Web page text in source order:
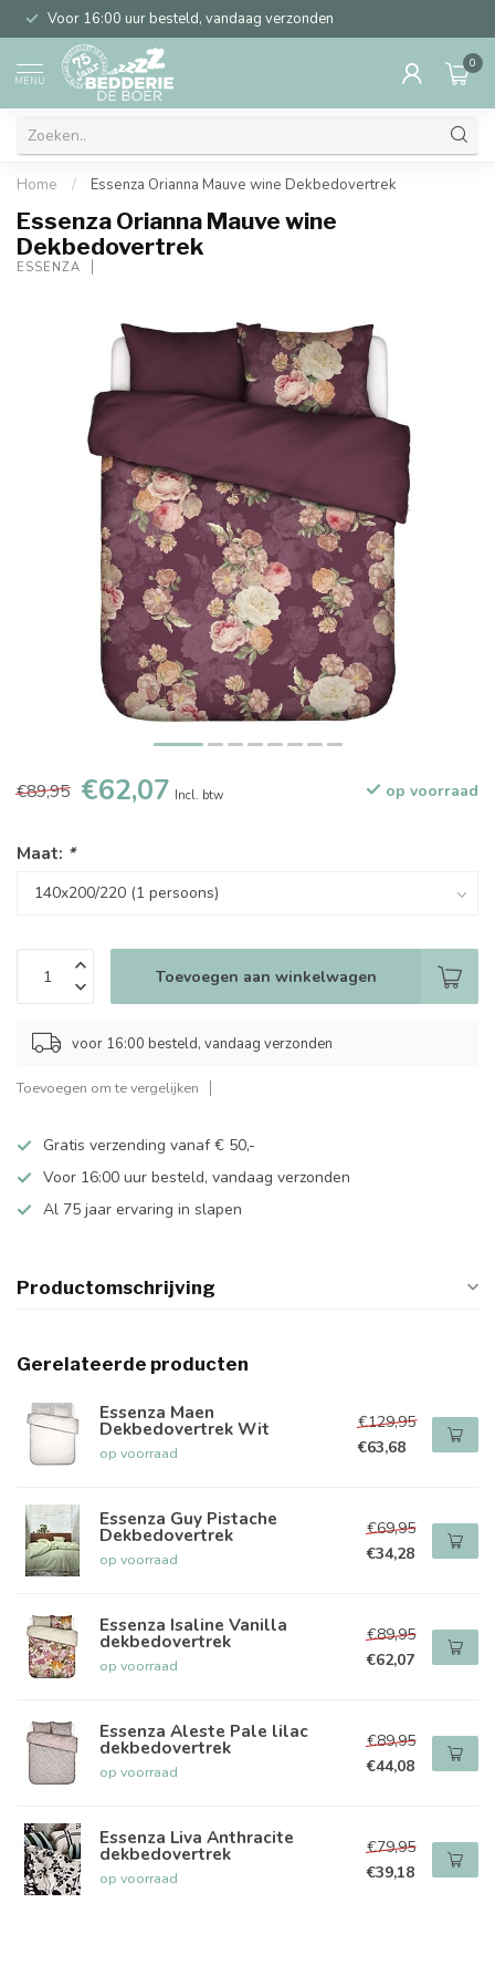
Voor 16:00 uur besteld, vandaag verzonden
MENU
0
Home / Essenza Orianna Mauve wine Dekbedovertrek
Essenza Orianna Mauve wine
Dekbedovertrek
ESSENZA
€89,95 €62,07 Incl. btw op voorraad
Maat: *
Toevoegen aan winkelwagen
voor 16:00 besteld, vandaag verzonden
Toevoegen om te vergelijken
Gratis verzending vanaf € 50,-
Voor 16:00 uur besteld, vandaag verzonden
Al 75 jaar ervaring in slapen
Productomschrijving
Gerelateerde producten
Essenza Maen
Dekbedovertrek Wit
op voorraad
€129,95
€63,68
Essenza Guy Pistache
Dekbedovertrek
op voorraad
€69,95
€34,28
Essenza Isaline Vanilla
dekbedovertrek
op voorraad
€89,95
€62,07
Essenza Aleste Pale lilac
dekbedovertrek
op voorraad
€89,95
€44,08
Essenza Liva Anthracite
dekbedovertrek
op voorraad
€79,95
€39,18